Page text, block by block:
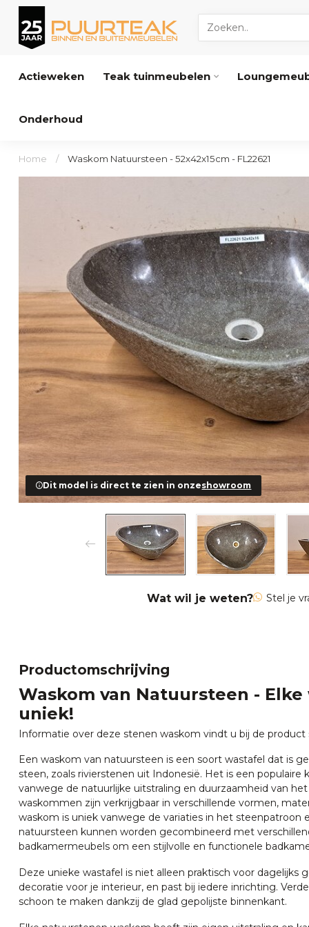
Actieweken Teak tuinmeubelen
Onderhoud
Home / Waskom Natuursteen - 52x42x15cm - FL22621
Dit model is direct te zien in onzeshowroom
Wat wil je weten? Stel je
Productomschrijving
Waskom van Natuursteen - Elke
uniek!
Informatie over deze stenen waskom vindt u bij de product
Een waskom van natuursteen is een soort wastafel dat is
steen, zoals rivierstenen uit Indonesië. Het is een populaire
vanwege de natuurlijke uitstraling en duurzaamheid van
waskommen zijn verkrijgbaar in verschillende vormen,
waskom is uniek vanwege de variaties in het steenpatroon
natuursteen kunnen worden gecombineerd met
badkamermeubels om een stijlvolle en functionele
Deze unieke wastafel is niet alleen praktisch voor dagelijks
decoratie voor je interieur, en past bij iedere inrichting.
schoon te maken dankzij de glad gepolijste binnenkant.